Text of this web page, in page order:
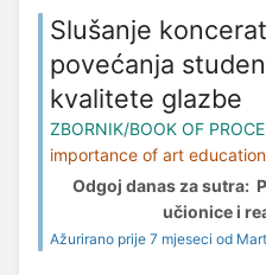
Slušanje
povećanja
kvalitete glazbe
ZBORNIK/BOOK OF
importance of art
Odgoj danas za sutra:
učionice i
Ažurirano prije 7 mjeseci od